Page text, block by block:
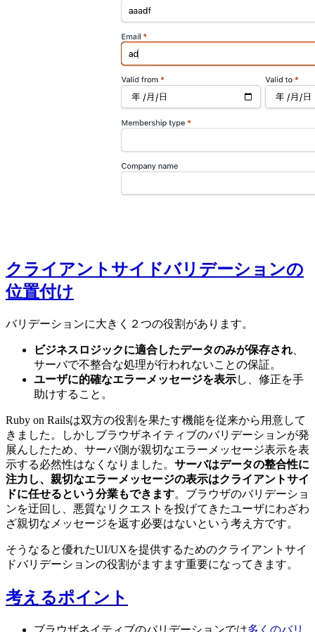
クライアントサイドバリデーションの
位置付け
バリデーションに大きく２つの役割があります。
ビジネスロジックに適合したデータのみが保存され
サーバで不整合な処理が行われないことの保証。
ユーザに的確なエラーメッセージを表示し、修正を手
助けすること。
Ruby on Railsは双方の役割を果たす機能を従来から用意して
きました。しかしブラウザネイティブのバリデーションが発
展んしたため、サーバ側が親切なエラーメッセージ表示を表
示する必然性はなくなりました。 サーバはデータの整合性に
注力し、親切なエラーメッセージの表示はクライアントサイ
ドに任せるという分業もできます。ブラウザのバリデーショ
ンを迂回し、悪質なリクエストを投げてきたユーザにわざわ
ざ親切なメッセージを返す必要はないという考え方です。
そうなると優れたUI/UXを提供するためのクライアントサイ
ドバリデーションの役割がますます重要になってきます。
考えるポイント
ブラウザネイティブのバリデーションでは多くのバリ